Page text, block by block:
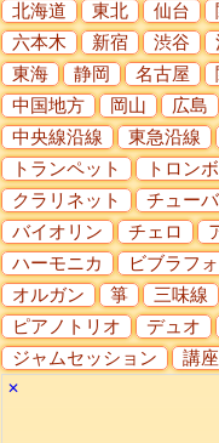
北海道
東北 仙台
六本木
新宿 渋谷
東海
静岡 名古屋
中国地方
岡山 広島
中央線沿線
東急沿線
トランペット
トロン
クラリネット
チューバ
バイオリン
チェロ
ハーモニカ
ビブラフ
オルガン
箏 三味線
ピアノトリオ
デュオ
ジャムセッション
講
✕